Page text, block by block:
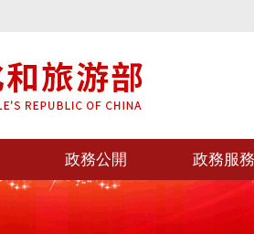
政務公開 政務服務